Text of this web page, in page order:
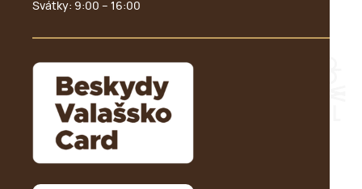
Svátky: 9:00 – 16:00